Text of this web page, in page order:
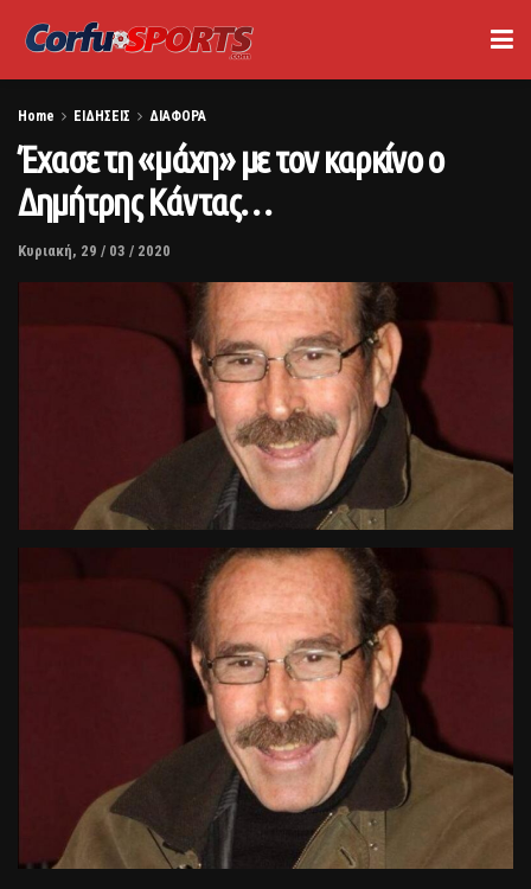
Home ΕΙΔΗΣΕΙΣ ΔΙΑΦΟΡΑ
Έχασε τη «μάχη» με τον καρκίνο ο
Δημήτρης Κάντας…
Κυριακή, 29 / 03 / 2020